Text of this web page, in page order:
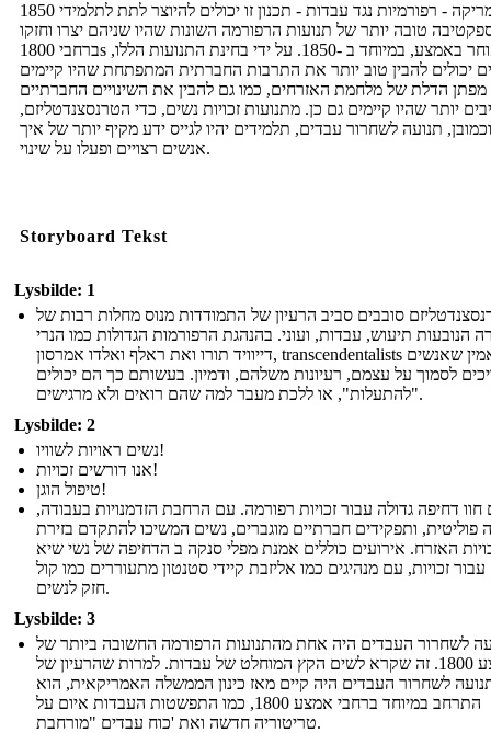
1850 אמריקה - רפורמיות נגד עבדות - תכנון זו יכולים להיוצר לתת לתלמידי
טובה יותר של תנועות הרפורמה השונות שהיו שניהם יצרו וחזקו
ברחבי 1800s מאוחר באמצע, במיוחד ב -1850. על ידי בחינת התנועות הללו,
יכולים להבין טוב יותר את התרבות החברתית המתפתחת שהיו קיימים
מפתן הדלת של מלחמת האזרחים, כמו גם להבין את השינויים החברתיים
יותר שהיו קיימים גם כן. מתנועות זכויות נשים, כדי הטרנסצנדטליזם,
וכמובן, תנועה לשחרור עבדים, תלמידים יהיו לגייס ידע מקיף יותר של איך
אנשים רצויים ופעלו על שינוי.
Storyboard Tekst
Lysbilde: 1
סובבים סביב הרעיון של התמודדות מנוס מחלות רבות של
הנובעות תיעוש, עבדות, ועוני. בהנהגת הרפורמות הגדולות כמו הנרי
דייוויד תורו ואת ראלף ואלדו אמרסון, transcendentalists האמין שאנשים
לסמוך על עצמם, רעיונות משלהם, ודמיון. בעשותם כך הם יכולים
"להתעלות", או ללכת מעבר למה שהם רואים ולא מרגישים.
Lysbilde: 2
נשים ראויות לשוויו!
אנו דורשים זכויות!
טיפול הוגן!
חוו דחיפה גדולה עבור זכויות רפורמה. עם הרחבת הזדמנויות בעבודה,
פוליטית, ותפקידים חברתיים מוגברים, נשים המשיכו להתקדם בזירת
האזרח. אירועים כוללים אמנת מפלי סנקה ב הדחיפה של נשי שיא
1848 עבור זכויות, עם מנהיגים כמו אליזבת קיידי סטנטון מתעוררים כמו קול
חזק לנשים.
Lysbilde: 3
לשחרור העבדים היה אחת מהתנועות הרפורמה החשובה ביותר של
אמצע 1800. זה שקרא לשים הקץ המוחלט של עבדות. למרות שהרעיון של
לשחרור העבדים היה קיים מאז כינון הממשלה האמריקאית, הוא
התרחב במיוחד ברחבי אמצע 1800, כמו התפשטות העבדות איום על
טריטוריה חדשה ואת 'כוח עבדים "מורחבת.